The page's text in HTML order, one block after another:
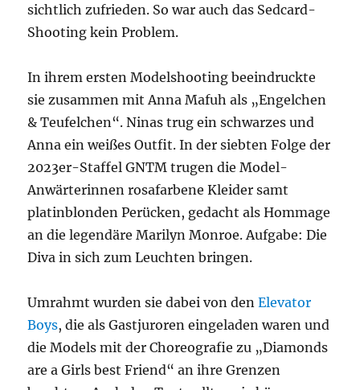
sichtlich zufrieden. So war auch das Sedcard-
Shooting kein Problem.
In ihrem ersten Modelshooting beeindruckte
sie zusammen mit Anna Mafuh als „Engelchen
& Teufelchen“. Ninas trug ein schwarzes und
Anna ein weißes Outfit. In der siebten Folge der
2023er-Staffel GNTM trugen die Model-
Anwärterinnen rosafarbene Kleider samt
platinblonden Perücken, gedacht als Hommage
an die legendäre Marilyn Monroe. Aufgabe: Die
Diva in sich zum Leuchten bringen.
Umrahmt wurden sie dabei von denElevator
Boys, die als Gastjuroren eingeladen waren und
die Models mit der Choreografie zu „Diamonds
are a Girls best Friend“ an ihre Grenzen